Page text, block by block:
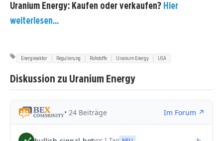
Uranium Energy: Kaufen oder verkaufen? Hier
weiterlesen...
Energiesektor Regulierung Rohstoffe Uranium Energy USA
Diskussion zu Uranium Energy